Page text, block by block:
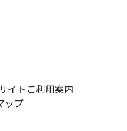
イトご利用案内
ップ